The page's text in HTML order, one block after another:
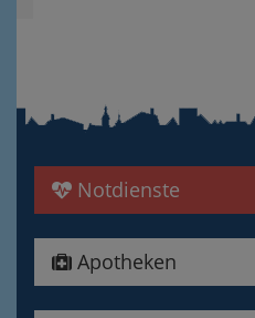
Notdienste
Apotheken